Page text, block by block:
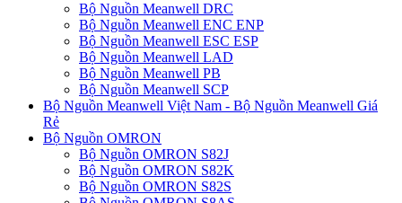
Bộ Nguồn Meanwell DRC
Bộ Nguồn Meanwell ENC ENP
Bộ Nguồn Meanwell ESC ESP
Bộ Nguồn Meanwell LAD
Bộ Nguồn Meanwell PB
Bộ Nguồn Meanwell SCP
Bộ Nguồn Meanwell Việt Nam - Bộ Nguồn Meanwell Giá
Rẻ
Bộ Nguồn OMRON
Bộ Nguồn OMRON S82J
Bộ Nguồn OMRON S82K
Bộ Nguồn OMRON S82S